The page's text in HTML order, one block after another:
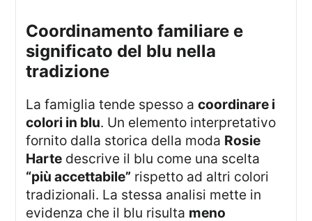
coordinamento familiare e
significato del blu nella
tradizione
La famiglia tende spesso acoordinare i
colori in blu. Un elemento interpretativo
fornito dalla storica della moda Rosie
Harte descrive il blu come una scelta
“più accettabile” rispetto ad altri colori
tradizionali. La stessa analisi mette in
evidenza che il blu risulta meno